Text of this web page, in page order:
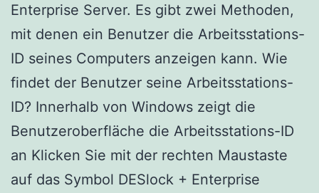
Enterprise Server. Es gibt zwei Methoden,
mit denen ein Benutzer die Arbeitsstations-
ID seines Computers anzeigen kann. Wie
findet der Benutzer seine Arbeitsstations-
ID? Innerhalb von Windows zeigt die
Benutzeroberfläche die Arbeitsstations-ID
an Klicken Sie mit der rechten Maustaste
auf das Symbol DESlock + Enterprise